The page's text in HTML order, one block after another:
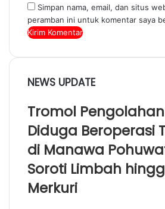
Simpan nama, email, dan situs
peramban ini untuk komentar saya
NEWS UPDATE
Tromol
Diduga Beroperasi
di Manawa
Soroti Limbah
Merkuri